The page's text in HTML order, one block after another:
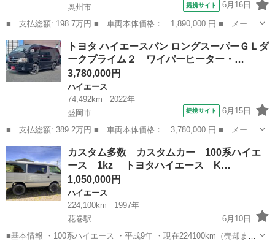
奥州市
提携サイト 6月16日
■ 支払総額: 198.7万円 ■ 車両本体価格： 1,890,000 円 ■ メーカ
ー名： トヨタ ■ 車種名： ハイエースバン ■ グレード名： ロ
ングＤＸ ４ＷＤ ナビ ＵＳＢ ＳＵＸ ■ 排気量： 3000cc ■...
岩手 奥州市 ハイエース
トヨタ ハイエースバン ロングスーパーＧＬダ
ークプライム２ ワイパーヒーター・…
3,780,000円
ハイエース
74,492km
2022年
盛岡市
提携サイト 6月15日
■ 支払総額: 389.2万円 ■ 車両本体価格： 3,780,000 円 ■ メーカ
ー名： トヨタ ■ 車種名： ハイエースバン ■ グレード名： ロ
ングスーパーＧＬダークプライム２ ワイパーヒーター・前後ドラレ
コ・ナビ...
岩手 盛岡市 ハイエース
カスタム多数 カスタムカー 100系ハイエ
ース 1kz トヨタハイエース K…
1,050,000円
ハイエース
224,100km
1997年
花巻駅
6月10日
■基本情報 ・100系ハイエース ・平成9年 ・現在224100km（売却まで